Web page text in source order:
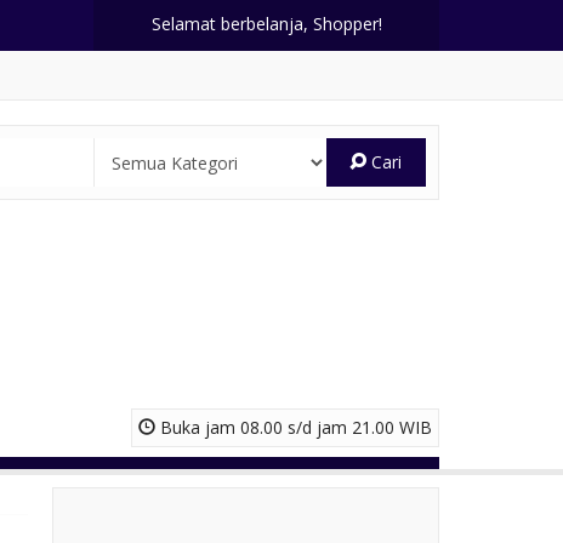
Selamat berbelanja, Shopper!
Cari
Buka jam 08.00 s/d jam 21.00 WIB